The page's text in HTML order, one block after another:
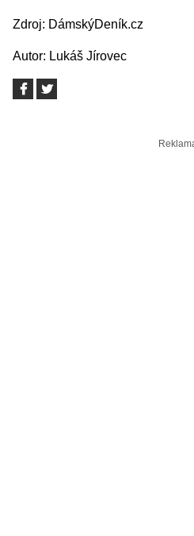
Zdroj: DámskýDeník.cz
Autor: Lukáš Jírovec